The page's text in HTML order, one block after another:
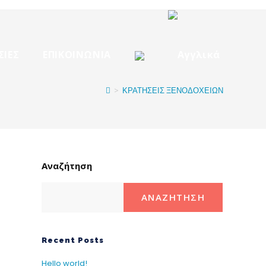
> ΚΡΑΤΗΣΕΙΣ ΞΕΝΟΔΟΧΕΙΩΝ
Αναζήτηση
ΑΝΑΖΉΤΗΣΗ
Recent Posts
Hello world!